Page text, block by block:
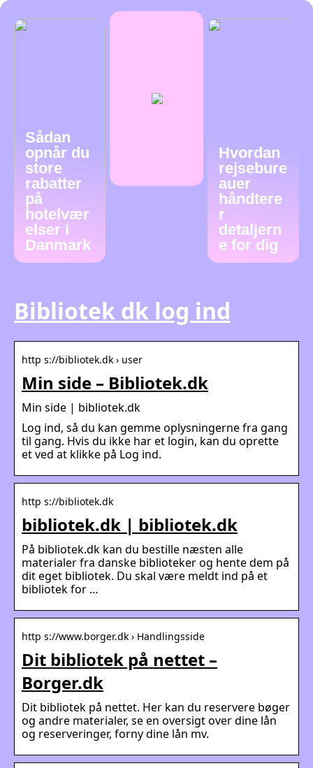
Sådan
opnår du
store
rabatter
på
hotelvær
elser i
Danmark
Hvordan
rejsebure
auer
håndtere
r
detaljern
e for dig
Bibliotek dk log ind
http s://bibliotek.dk › user
Min side – Bibliotek.dk
Min side | bibliotek.dk
Log ind, så du kan gemme oplysningerne fra gang
til gang. Hvis du ikke har et login, kan du oprette
et ved at klikke på Log ind.
http s://bibliotek.dk
bibliotek.dk | bibliotek.dk
På bibliotek.dk kan du bestille næsten alle
materialer fra danske biblioteker og hente dem på
dit eget bibliotek. Du skal være meldt ind på et
bibliotek for …
http s://www.borger.dk › Handlingsside
Dit bibliotek på nettet –
Borger.dk
Dit bibliotek på nettet. Her kan du reservere bøger
og andre materialer, se en oversigt over dine lån
og reserveringer, forny dine lån mv.